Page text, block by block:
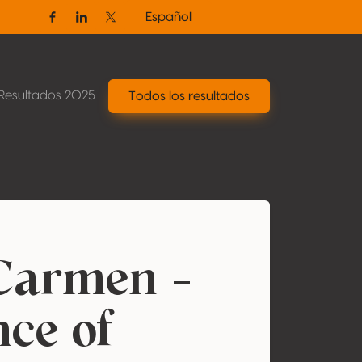
FacebookLinkedinTwitter / X
Español
2025 Todos los resultados
-
of